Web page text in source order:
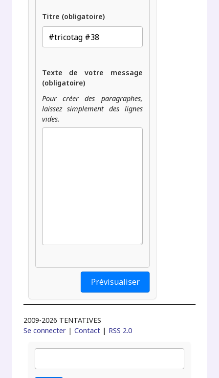
Titre (obligatoire)
Texte de votre message
(obligatoire)
Pour créer des paragraphes,
laissez simplement des lignes
vides.
2009-2026 TENTATIVES
Se connecter |Contact | RSS 2.0